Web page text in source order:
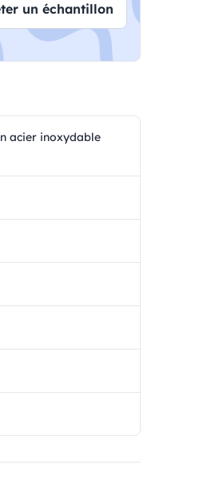
un échantillon
acier inoxydable